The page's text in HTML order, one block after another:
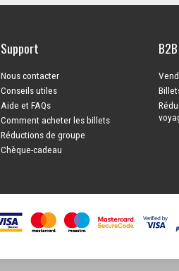
Support
Nous contacter
Conseils utiles
Aide et FAQs
Comment acheter les billets
Réductions de groupe
Chèque-cadeau
B2B